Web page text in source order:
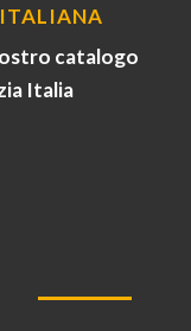
catalogo
Italia